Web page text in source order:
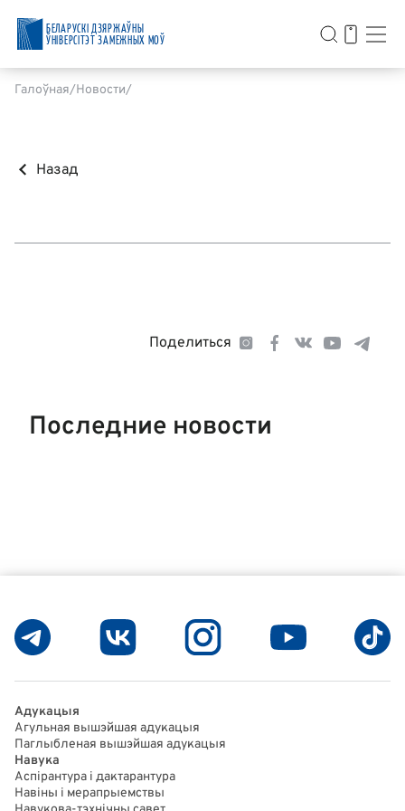
БЕЛАРУСКІ ДЗЯРЖАЎНЫ
ЎНІВЕРСІТЭТ ЗАМЕЖНЫХ МОЎ
Галоўная Новости
Назад
Поделиться
Последние новости
Адукацыя
Агульная вышэйшая адукацыя
Паглыбленая вышэйшая адукацыя
Навука
Аспірантура і дактарантура
Навіны і мерапрыемствы